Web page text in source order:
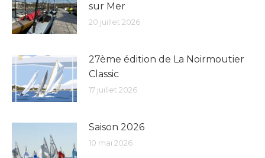
sur Mer
20 juillet 2026
27ème édition de La Noirmoutier
Classic
17 juillet 2026
Saison 2026
10 mai 2026